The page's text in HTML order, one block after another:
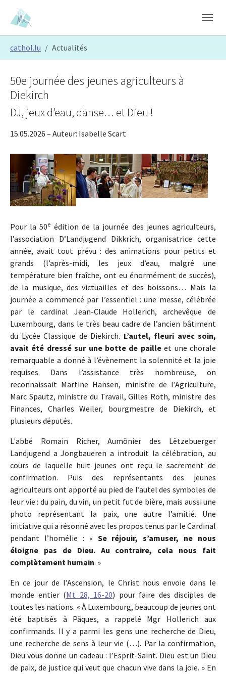
Skip to main content
Skip to page footer
cathol.lu Actualités
Show larger versionShow larger version Show larger version
Pour la 50e édition de la journée des jeunes agriculteurs,
l’association D’Landjugend Dikkrich, organisatrice cette
année, avait tout prévu : des animations pour petits et
grands (l’après-midi, les jeux d’eau, malgré une
température bien fraîche, ont eu énormément de succès),
de la musique, des victuailles et des boissons… Mais la
journée a commencé par l’essentiel : une messe, célébrée
par le cardinal Jean-Claude Hollerich, archevêque de
Luxembourg, dans le très beau cadre de l’ancien bâtiment
du Lycée Classique de Diekirch. L’autel, fleuri avec soin,
avait été dressé sur une botte de pailleet une chorale
remarquable a donné à l’évènement la solennité et la joie
requises. Dans l’assistance très nombreuse, on
reconnaissait Martine Hansen, ministre de l’Agriculture,
Marc Spautz, ministre du Travail, Gilles Roth, ministre des
Finances, Charles Weiler, bourgmestre de Diekirch, et
plusieurs députés.
L'abbé Romain Richer, Aumônier des Lëtzebuerger
Landjugend a Jongbaueren a introduit la célébration, au
cours de laquelle huit jeunes ont reçu le sacrement de
confirmation. Puis des représentants des jeunes
agriculteurs ont apporté au pied de l’autel des symboles de
leur vie : du pain, du vin, un petit fut de bière, mais aussi une
photo représentant la paix, une autre l’amitié. Une
initiative qui a résonné avec les propos tenus par le Cardinal
pendant l’homélie : « Se réjouir, s’amuser, ne nous
éloigne pas de Dieu. Au contraire, cela nous fait
complètement humain. »
En ce jour de l’Ascension, le Christ nous envoie dans le
monde entier (Mt 28, 16-20) pour faire des disciples de
toutes les nations. « À Luxembourg, beaucoup de jeunes ont
été baptisés à Pâques, a rappelé Mgr Hollerich aux
confirmands. Il y a parmi les gens une recherche de Dieu,
une recherche de sens à leur vie (…). Par la confirmation,
Dieu vous donne un cadeau : l’Esprit-Saint. Dieu est un Dieu
de paix, de justice qui veut que chacun vive dans la joie. » En
50e journée des jeunes agriculteurs à
Diekirch
DJ, jeux d’eau, danse… et Dieu !
15.05.2026 – Auteur: Isabelle Scart